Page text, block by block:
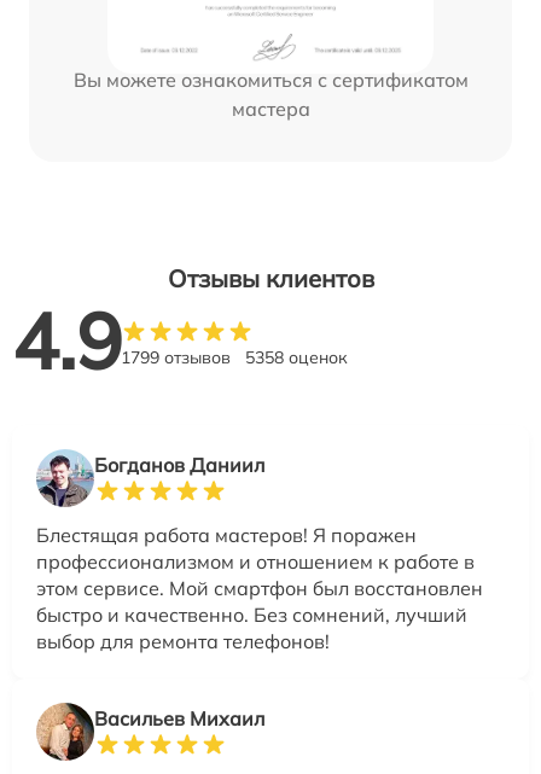
Вы можете ознакомиться с сертификатом
мастера
Отзывы клиентов
4.91799 отзывов 5358 оценок
Богданов Даниил
Блестящая работа мастеров! Я поражен
профессионализмом и отношением к работе в
этом сервисе. Мой смартфон был восстановлен
быстро и качественно. Без сомнений, лучший
выбор для ремонта телефонов!
Васильев Михаил